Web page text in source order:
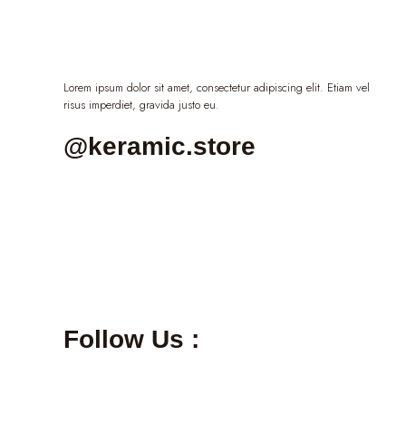
Lorem ipsum dolor sit amet, consectetur adipiscing elit. Etiam vel
risus imperdiet, gravida justo eu.
@keramic.store
Follow Us :